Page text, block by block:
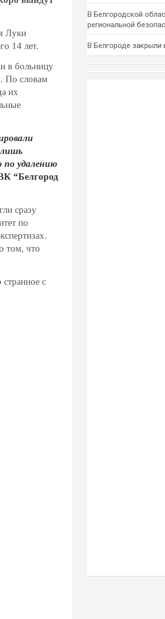
Луки
14 лет.
в больницу
По словам
их
лишь
по удалению
“Белгород
сразу
по
том, что
с
В Белгородской
региональной
В Белгороде закрыли